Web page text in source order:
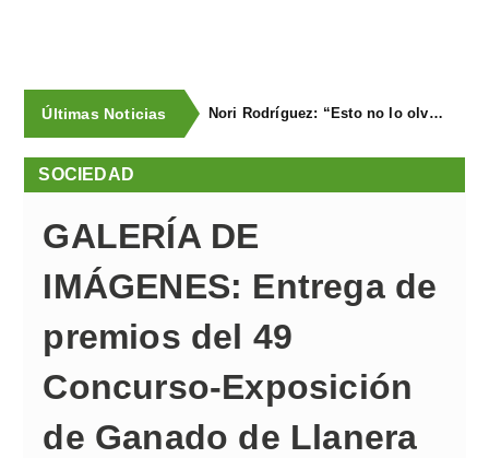
Últimas Noticias Nori Rodríguez: “Esto no lo olvidaré en la vida”
SOCIEDAD
GALERÍA DE
IMÁGENES: Entrega de
premios del 49
Concurso-Exposición
de Ganado de Llanera